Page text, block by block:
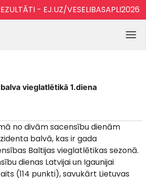
- EJ.UZ/VESELIBASAPLI2026
vieglatlētikā 1.diena
no divām sacensību dienām
balvā, kas ir gada
Baltijas vieglatlētikas sezonā.
dienas Latvijai un Igaunijai
(114 punkti), savukārt Lietuvas